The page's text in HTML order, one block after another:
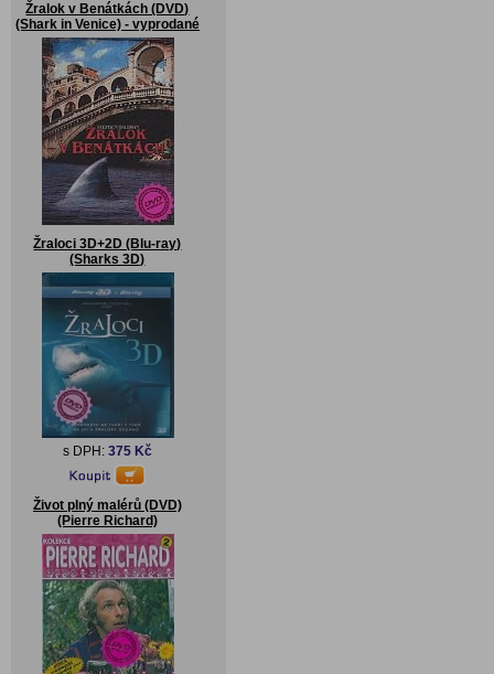
Žralok v Benátkách (DVD)
(Shark in Venice) - vyprodané
Žraloci 3D+2D (Blu-ray)
(Sharks 3D)
s DPH: 375 Kč
Život plný malérů (DVD)
(Pierre Richard)